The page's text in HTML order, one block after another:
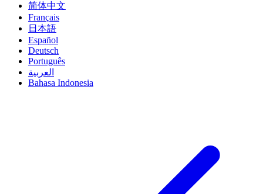
简体中文
Français
日本語
Español
Deutsch
Português
العربية
Bahasa Indonesia